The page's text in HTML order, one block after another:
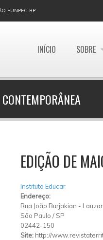
FUNPEC-RP
INÍCIO SOBRE
EDIÇÃO DE
Instituto Educar
Endereço:
Rua João Burjakian -
São Paulo / SP
02442-150
Site: http://